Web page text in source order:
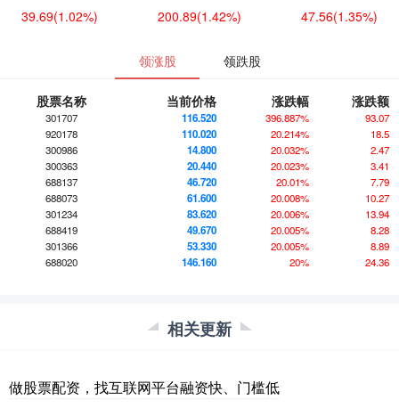
39.69(1.02%)
200.89(1.42%)
47.56(1.35%)
领涨股 领跌股
股票名称 当前价格 涨跌幅 涨跌额
301707 116.520 396.887%
93.07
920178
110.020 20.214%
18.5
300986
14.800 20.032%
2.47
300363
20.440 20.023%
3.41
688137
46.720 20.01%
7.79
688073
61.600 20.008%
10.27
301234
83.620 20.006%
13.94
688419
49.670 20.005%
8.28
301366
53.330 20.005%
8.89
688020
146.160 20% 24.36
相关更新
做股票配资，找互联网平台融资快、门槛低